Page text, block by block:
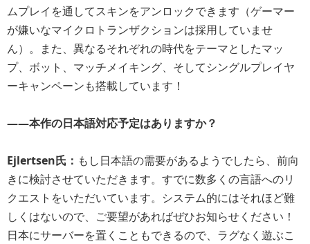
ムプレイを通してスキンをアンロックできます（ゲーマー
が嫌いなマイクロトランザクションは採用していませ
ん）。また、異なるそれぞれの時代をテーマとしたマッ
プ、ボット、マッチメイキング、そしてシングルプレイヤ
ーキャンペーンも搭載しています！
――本作の日本語対応予定はありますか？
Ejlertsen氏： もし日本語の需要があるようでしたら、前向
きに検討させていただきます。すでに数多くの言語へのリ
クエストをいただいています。システム的にはそれほど難
しくはないので、ご要望があればぜひお知らせください！
日本にサーバーを置くこともできるので、ラグなく遊ぶこ